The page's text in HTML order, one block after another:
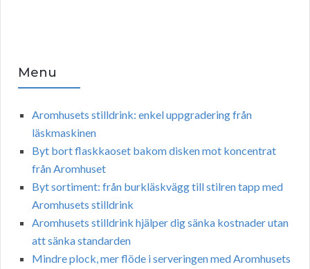
Menu
Aromhusets stilldrink: enkel uppgradering från
läskmaskinen
Byt bort flaskkaoset bakom disken mot koncentrat
från Aromhuset
Byt sortiment: från burkläskvägg till stilren tapp med
Aromhusets stilldrink
Aromhusets stilldrink hjälper dig sänka kostnader utan
att sänka standarden
Mindre plock, mer flöde i serveringen med Aromhusets